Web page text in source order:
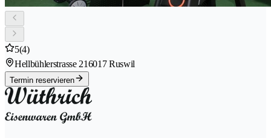
5(4)
Hellbühlerstrasse 216017 Ruswil
Termin reservieren